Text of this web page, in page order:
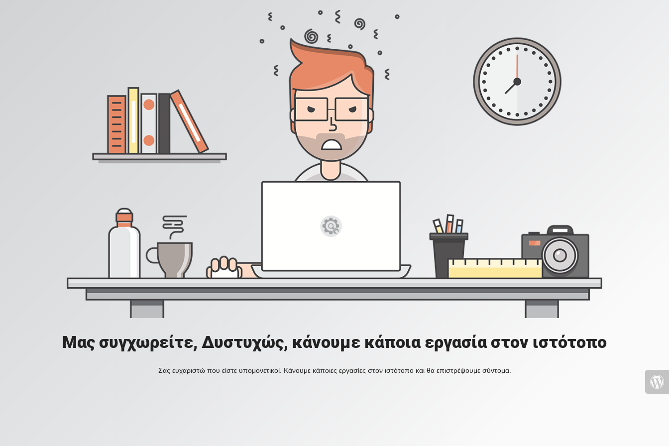
Μας συγχωρείτε, Δυστυχώς, κάνουμε κάποια εργασία στον ιστότοπο
Σας ευχαριστώ που είστε υπομονετικοί. Κάνουμε κάποιες εργασίες στον ιστότοπο και θα επιστρέψουμε σύντομα.